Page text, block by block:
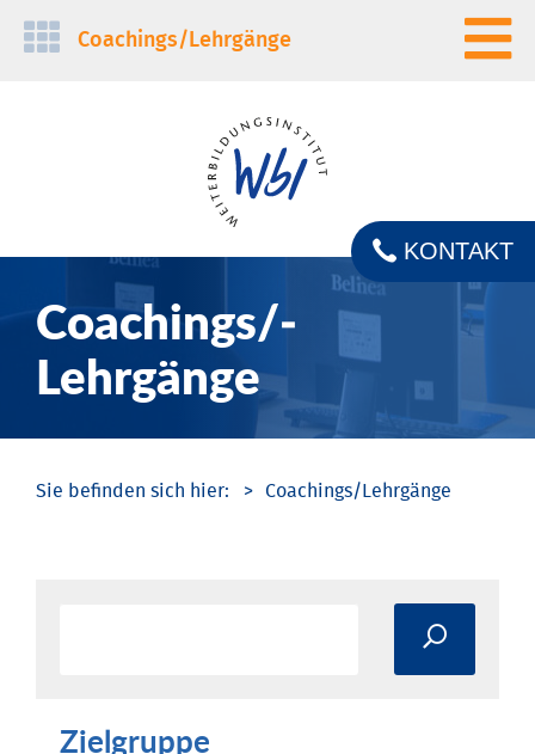
Navigation
Coachings/­Lehrgänge
Coachings/­
Lehrgänge
KONTAKT
Coachings/­Lehrgänge
Zielgruppe